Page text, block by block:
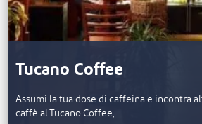
Tucano Coffee
Assumi la tua dose di caffeina e incontra
caffè al Tucano Coffee,…